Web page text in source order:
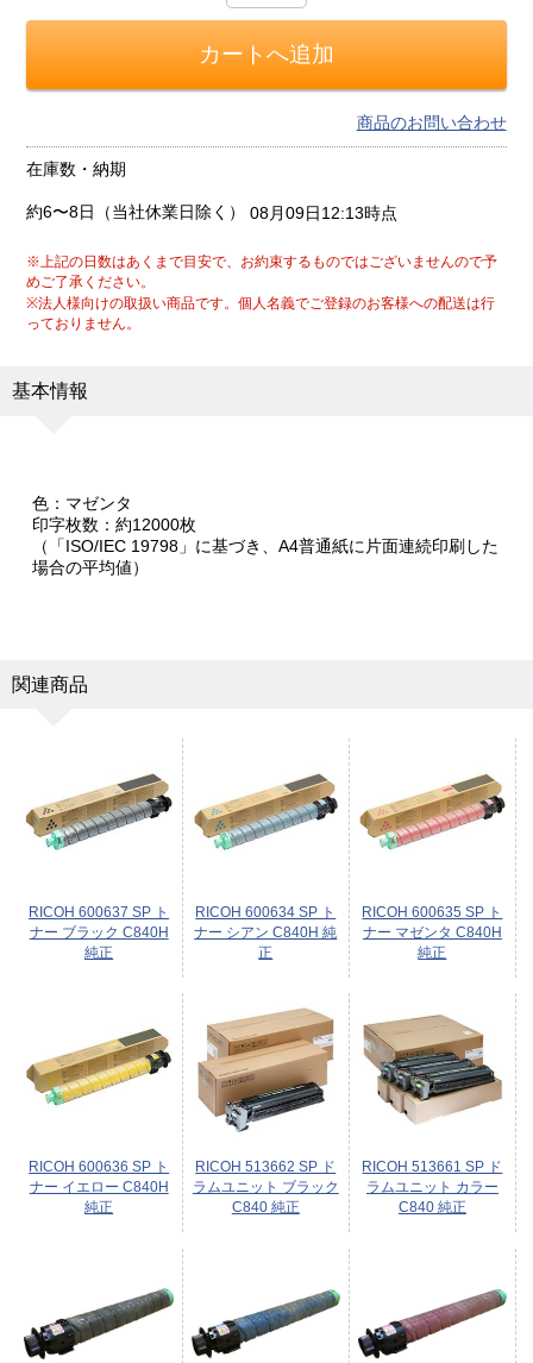
商品のお問い合わせ
在庫数・納期
約6〜8日（当社休業日除く） 08月09日12:13時点
※上記の日数はあくまで目安で、お約束するものではございませんので予
めご了承ください。
※法人様向けの取扱い商品です。個人名義でご登録のお客様への配送は行
っておりません。
基本情報
色：マゼンタ
印字枚数：約12000枚
（「ISO/IEC 19798」に基づき、A4普通紙に片面連続印刷した
場合の平均値）
関連商品
RICOH 600637 SP ト
ナー ブラック C840H
純正
RICOH 600634 SP ト
ナー シアン C840H 純
正
RICOH 600635 SP ト
ナー マゼンタ C840H
純正
RICOH 600636 SP ト
ナー イエロー C840H
純正
RICOH 513662 SP ド
ラムユニット ブラック
C840 純正
RICOH 513661 SP ド
ラムユニット カラー
C840 純正